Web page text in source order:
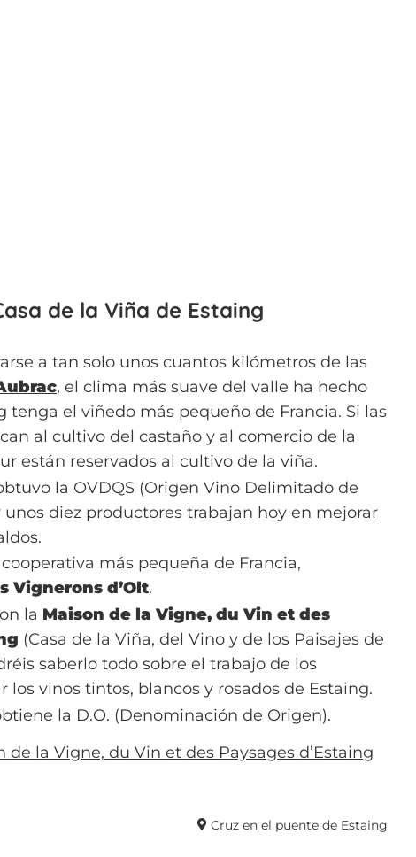
de la Viña de Estaing
a tan solo unos cuantos kilómetros de las
, el clima más suave del valle ha hecho
tenga el viñedo más pequeño de Francia. Si las
al cultivo del castaño y al comercio de la
están reservados al cultivo de la viña.
la OVDQS (Origen Vino Delimitado de
unos diez productores trabajan hoy en mejorar
cooperativa más pequeña de Francia,
Vignerons d’Olt.
la Maison de la Vigne, du Vin et des
(Casa de la Viña, del Vino y de los Paisajes de
saberlo todo sobre el trabajo de los
los vinos tintos, blancos y rosados de Estaing.
la D.O. (Denominación de Origen).
de la Vigne, du Vin et des Paysages d’Estaing
Cruz en el puente de Estaing